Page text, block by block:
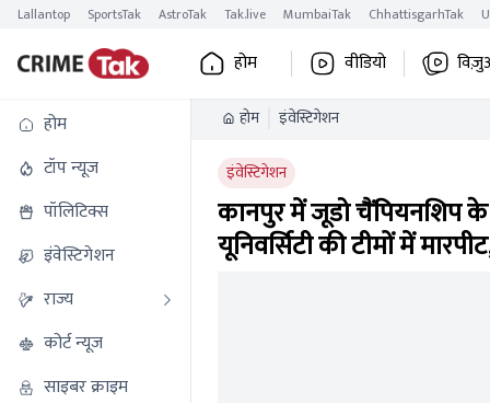
Lallantop SportsTak AstroTak Tak.live MumbaiTak ChhattisgarhTak
होम वीडियो
होम
टॉप न्यूज
पॉलिटिक्स
इंवेस्टिगेशन
राज्य
कोर्ट न्यूज
साइबर क्राइम
होम इंवेस्टिगेशन
इंवेस्टिगेशन
कानपुर में जूडो चैंपियनशिप के
यूनिवर्सिटी की टीमों में